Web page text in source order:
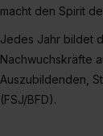
macht den Spirit
Jedes Jahr bildet
Nachwuchskräfte
Auszubildenden,
(FSJ/BFD).